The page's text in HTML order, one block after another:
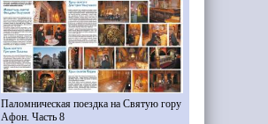
Паломническая поездка на Святую гору
Афон. Часть 8